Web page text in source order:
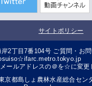
サイトポリシー
2丁目7番104号 ご質問・お
ールアドレスの＠を☆に変更
京都島しょ農林水産総合セン